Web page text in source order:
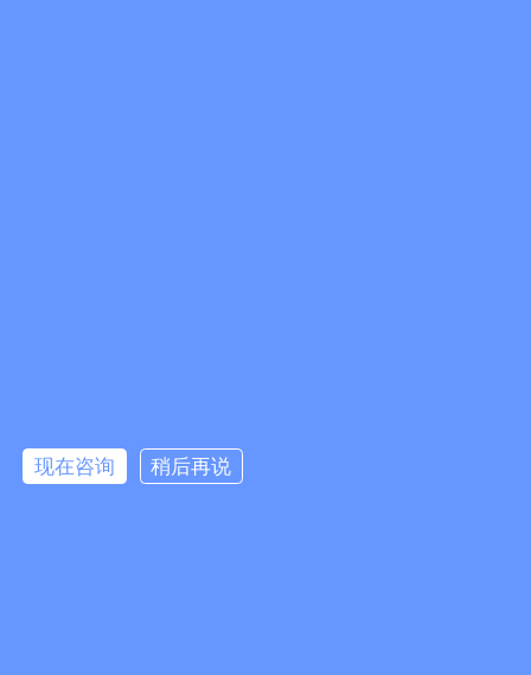
设，通过信息化手段加强安全生产管理。与“
地”相适应的行业智慧监管应用也逐步发展起来，与
现在咨询 稍后再说